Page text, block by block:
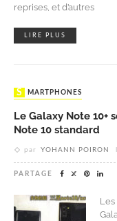
reprises, et d’autres
LIRE PLUS
SMARTPHONES
Le Galaxy Note 10+
Note 10 standard
par YOHANN POIRON
PARTAGE
Les